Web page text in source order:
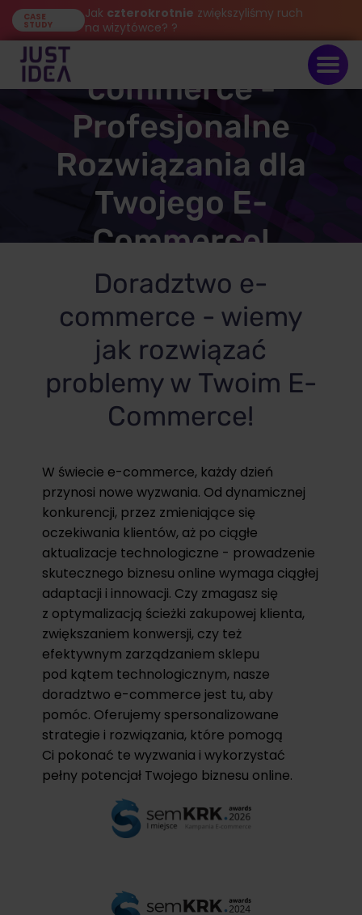
CASE
STUDY
Jak czterokrotnie zwiększyliśmy ruch
na wizytówce? ?
Doradztwo e-
commerce -
Profesjonalne
Rozwiązania dla
Twojego E-
Commerce!
Doradztwo e-
commerce - wiemy
jak rozwiązać
problemy w Twoim E-
Commerce!
W świecie e-commerce, każdy dzień
przynosi nowe wyzwania. Od dynamicznej
konkurencji, przez zmieniające się
oczekiwania klientów, aż po ciągłe
aktualizacje technologiczne - prowadzenie
skutecznego biznesu online wymaga ciągłej
adaptacji i innowacji. Czy zmagasz się
z optymalizacją ścieżki zakupowej klienta,
zwiększaniem konwersji, czy też
efektywnym zarządzaniem sklepu
pod kątem technologicznym, nasze
doradztwo e-commerce jest tu, aby
pomóc. Oferujemy spersonalizowane
strategie i rozwiązania, które pomogą
Ci pokonać te wyzwania i wykorzystać
pełny potencjał Twojego biznesu online.